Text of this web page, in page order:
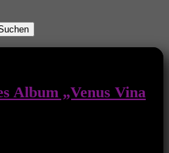
Album „Venus Vina